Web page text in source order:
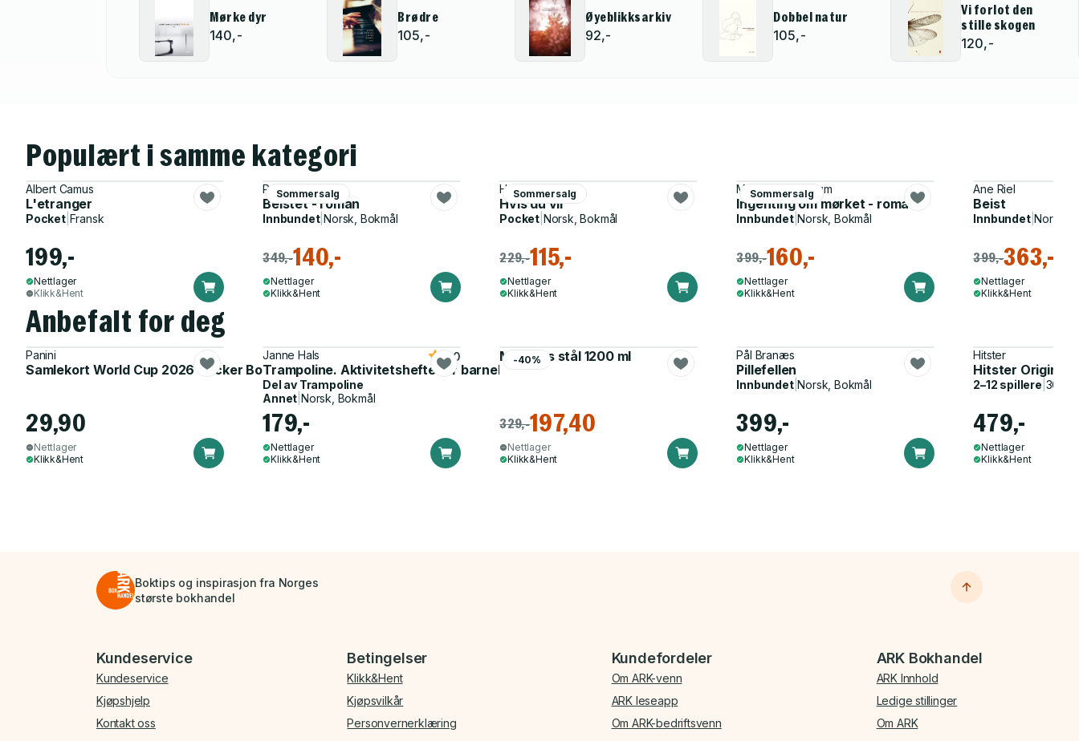
Mørke dyr
140,-
Brødre
105,-
Øyeblikksarkiv
92,-
Dobbel natur
105,-
Vi forlot den
stille skogen
120,-
Populært i samme kategori
Albert Camus
L'etranger
Pocket| Fransk
199,-
Nettlager
Klikk&Hent
Sommersalg
Per Schreiner
Beistet - roman
Innbundet|Norsk, Bokmål
349,-140,-
Nettlager
Klikk&Hent
Sommersalg
Helle Helle
Hvis du vil
Pocket Norsk, Bokmål
229,-115,-
Nettlager
Klikk&Hent
Sommersalg
Merethe Lindstrøm
Ingenting om mørket - roman
Innbundet|Norsk, Bokmål
399,-160,-
Nettlager
Klikk&Hent
Ane Riel
Beist
Innbundet|Norsk,
399,-363,-
Nettlager
Klikk&Hent
Anbefalt for deg
Panini
Samlekort World Cup 2026 Sticker Booster
29,90
Nettlager
Klikk&Hent
Janne Hals
Trampoline. Aktivitetshefte for barnehagen
5.0
Del av Trampoline
Annet Norsk, Bokmål
179,-
Nettlager
Klikk&Hent
-40%
Matboks stål 1200 ml
329,-197,40
Nettlager
Klikk&Hent
Pål Branæs
Pillefellen
Innbundet|Norsk, Bokmål
399,-
Nettlager
Klikk&Hent
Hitster
Hitster Original
2–12 spillere
479,-
Nettlager
Klikk&Hent
Boktips og inspirasjon fra Norges
største bokhandel
Bunnmeny
Kundeservice
Kundeservice
Kjøpshjelp
Kontakt oss
Betingelser
Klikk&Hent
Kjøpsvilkår
Personvernerklæring
Kundefordeler
Om ARK-venn
ARK leseapp
Om ARK-bedriftsvenn
ARK Bokhandel
ARK Innhold
Ledige stillinger
Om ARK